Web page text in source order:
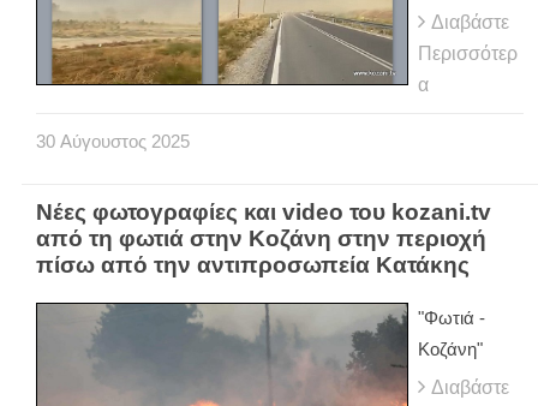
Διαβάστε
Περισσότερ
α
30 Αύγουστος 2025
Νέες φωτογραφίες και video του kozani.tv
από τη φωτιά στην Κοζάνη στην περιοχή
πίσω από την αντιπροσωπεία Κατάκης
"Φωτιά -
Κοζάνη"
Διαβάστε